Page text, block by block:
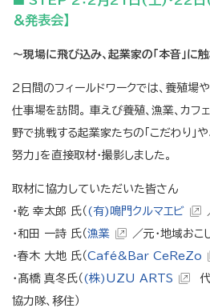
＆発表会】
～現場に飛び込み、起業家の「本音」に
2日間のフィールドワークでは、養殖場
仕事場を訪問。 車えび養殖、漁業、カフ
野で挑戦する起業家たちの「こだわり」
努力」を直接取材・撮影しました。
取材に協力していただいた皆さん
・乾 幸太郎 氏（ (有)鳴門クルマエビ
・和田 一詩 氏（漁業
／元・地域おこ
・春木 大地 氏（Café&Bar CeReZo
・髙橋 真冬氏（ (株)UZU ARTS
協力隊、移住）